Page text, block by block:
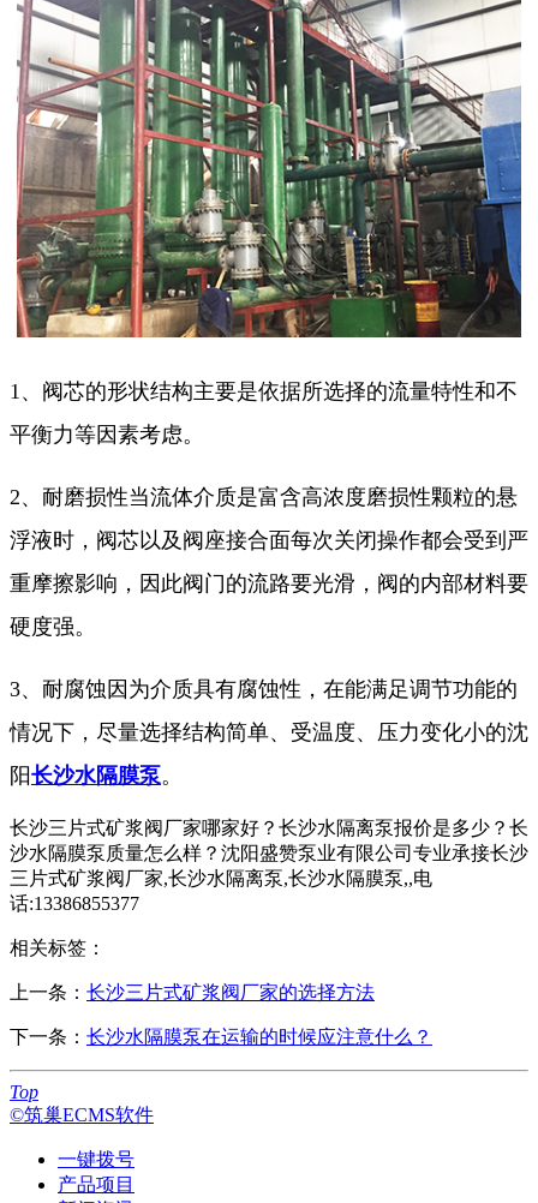
1、阀芯的形状结构主要是依据所选择的流量特性和不
平衡力等因素考虑。
2、耐磨损性当流体介质是富含高浓度磨损性颗粒的悬
浮液时，阀芯以及阀座接合面每次关闭操作都会受到严
重摩擦影响，因此阀门的流路要光滑，阀的内部材料要
硬度强。
3、耐腐蚀因为介质具有腐蚀性，在能满足调节功能的
情况下，尽量选择结构简单、受温度、压力变化小的沈
阳长沙水隔膜泵。
长沙三片式矿浆阀厂家哪家好？长沙水隔离泵报价是多少？长
沙水隔膜泵质量怎么样？沈阳盛赞泵业有限公司专业承接长沙
三片式矿浆阀厂家,长沙水隔离泵,长沙水隔膜泵,,电
话:13386855377
相关标签：
上一条： 长沙三片式矿浆阀厂家的选择方法
下一条： 长沙水隔膜泵在运输的时候应注意什么？
Top
©筑巢ECMS软件
一键拨号
产品项目